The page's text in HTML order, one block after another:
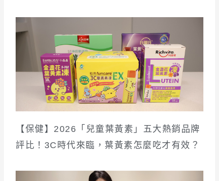
【保健】2026「兒童葉黃素」五大熱銷品牌
評比！3C時代來臨，葉黃素怎麼吃才有效？